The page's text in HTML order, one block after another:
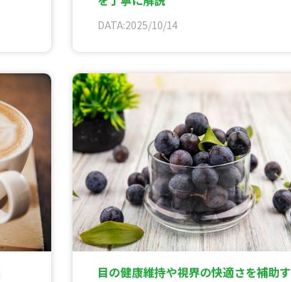
DATA:2025/10/14
目の健康維持や視界の快適さを補助す